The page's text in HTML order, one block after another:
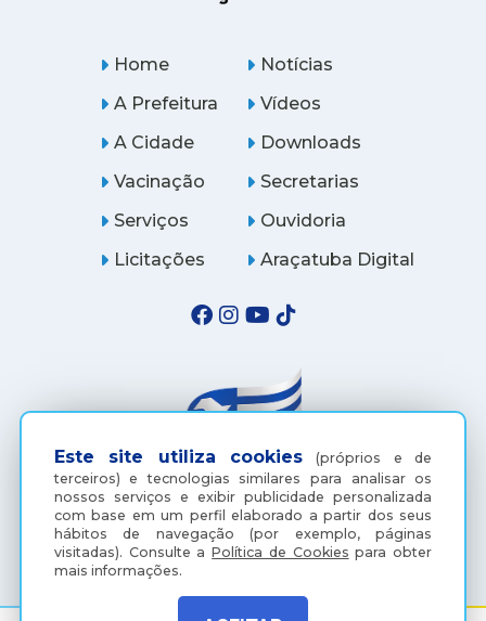
Este site utiliza cookies (próprios e de
terceiros) e tecnologias similares para analisar os
nossos serviços e exibir publicidade personalizada
com base em um perfil elaborado a partir dos seus
hábitos de navegação (por exemplo, páginas
visitadas). Consulte aPolítica de Cookies para obter
mais informações.
Home
A Prefeitura
A Cidade
Notícias
Vídeos
Downloads
Vacinação
Serviços
Licitações
Secretarias
Ouvidoria
Araçatuba Digital
(18) 3607-6500